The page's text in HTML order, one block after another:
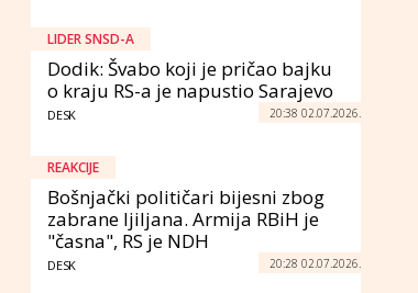
LIDER SNSD-A
Dodik: Švabo koji je pričao bajku
o kraju RS-a je napustio Sarajevo
DESK 20:38 02.07.2026.
REAKCIJE
Bošnjački političari bijesni zbog
zabrane ljiljana. Armija RBiH je
"časna", RS je NDH
DESK 20:28 02.07.2026.